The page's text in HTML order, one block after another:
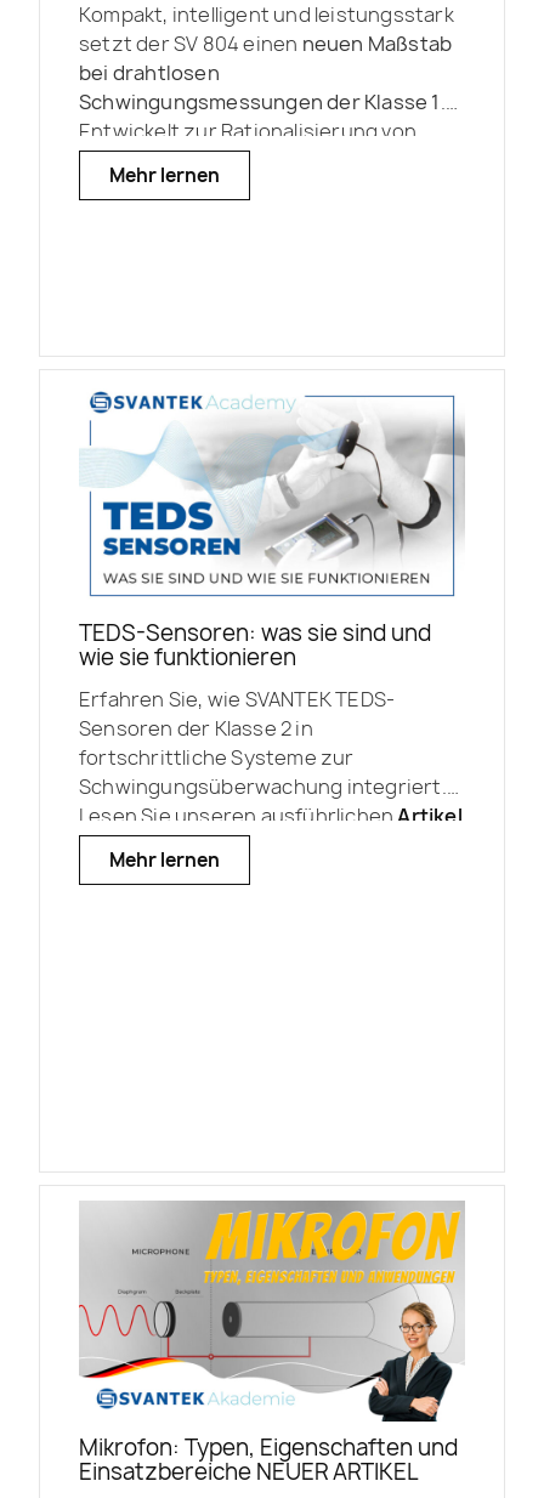
Kompakt, intelligent und leistungsstark
setzt der SV 804 einen neuen Maßstab
bei drahtlosen
Schwingungsmessungen der Klasse 1.
Entwickelt zur Rationalisierung von
Feldeinsätzen, bietet er
Einrichtung,intelligentere
Baustellen bis hin zur langfristigen
Überwachung des Bauwerkszustands
(Structural Health Monitoring) liefert
der SV 804 jederzeit und überall
zuverlässige, qualitativ hochwertige
Schwingungsdaten.
Mehr lernen
TEDS-Sensoren: was sie sind und
wie sie funktionieren
Erfahren Sie, wie SVANTEK TEDS-
Sensoren der Klasse 2 in
fortschrittliche Systeme zur
Schwingungsüberwachung integriert.
Lesen Sie unseren ausführlichen Artikel
und entdecken Sie, wie diese
intelligente Technologie funktioniert
Mehr lernen
Mikrofon: Typen, Eigenschaften und
Einsatzbereiche NEUER ARTIKEL